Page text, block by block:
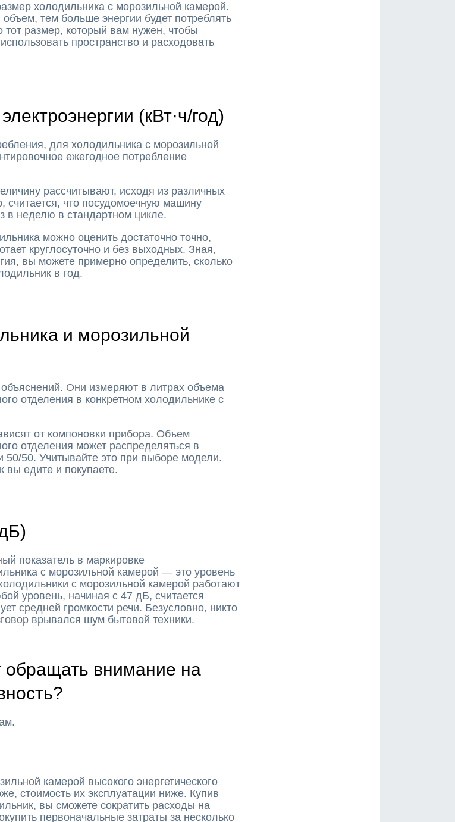
холодильника с морозильной камерой.
тем больше энергии будет потреблять
размер, который вам нужен, чтобы
пространство и расходовать
(кВт·ч/год)
для холодильника с морозильной
ежегодное потребление
рассчитывают, исходя из различных
что посудомоечную машину
в неделю в стандартном цикле.
можно оценить достаточно точно,
круглосуточно и без выходных. Зная,
вы можете примерно определить, сколько
в год.
и морозильной
Они измеряют в литрах объема
отделения в конкретном холодильнике с
от компоновки прибора. Объем
отделения может распределяться в
50/50. Учитывайте это при выборе модели.
вы едите и покупаете.
показатель в маркировке
с морозильной камерой — это уровень
с морозильной камерой работают
уровень, начиная с 47 дБ, считается
средней громкости речи. Безусловно, никто
врывался шум бытовой техники.
обращать внимание на
камерой высокого энергетического
стоимость их эксплуатации ниже. Купив
вы сможете сократить расходы на
первоначальные затраты за несколько